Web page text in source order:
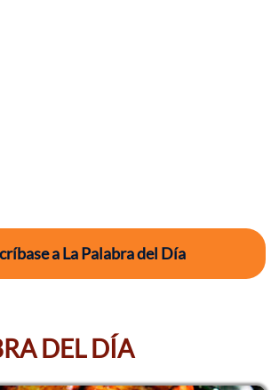
a La Palabra del Día
DEL DÍA